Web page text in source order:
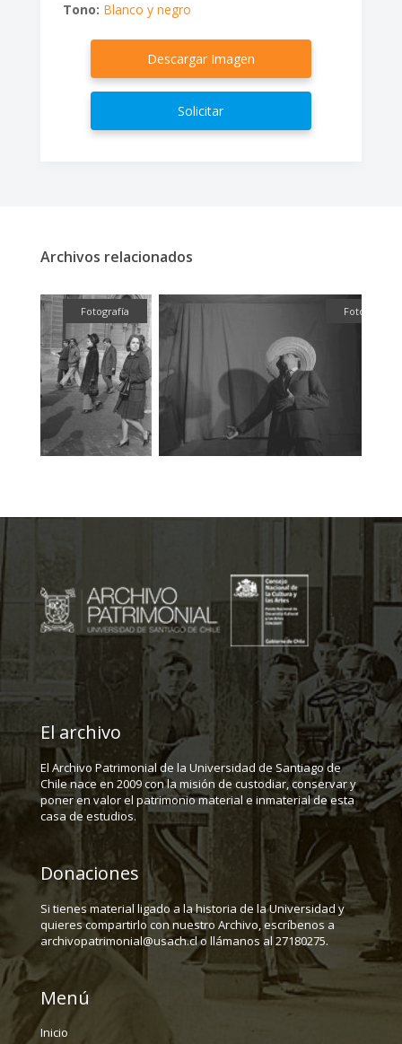
Tono: Blanco y negro
Descargar Imagen
Solicitar
Archivos relacionados
Fotografía Fotografía
El archivo
El Archivo Patrimonial de la Universidad de Santiago de
Chile nace en 2009 con la misión de custodiar, conservar y
poner en valor el patrimonio material e inmaterial de esta
casa de estudios.
Donaciones
Si tienes material ligado a la historia de la Universidad y
quieres compartirlo con nuestro Archivo, escríbenos a
archivopatrimonial@usach.cl o llámanos al 27180275.
Menú
Inicio